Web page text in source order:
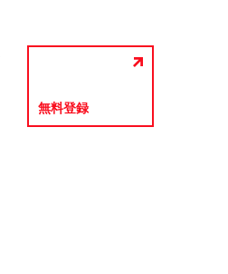
無料登録